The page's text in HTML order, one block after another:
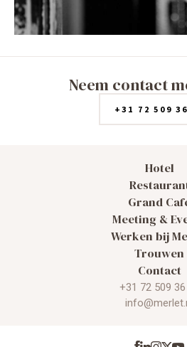
Neem contact
+31 72 509
Hotel
Grand
Meeting &
Werken bij
Trouwen
Contact
+31 72 509